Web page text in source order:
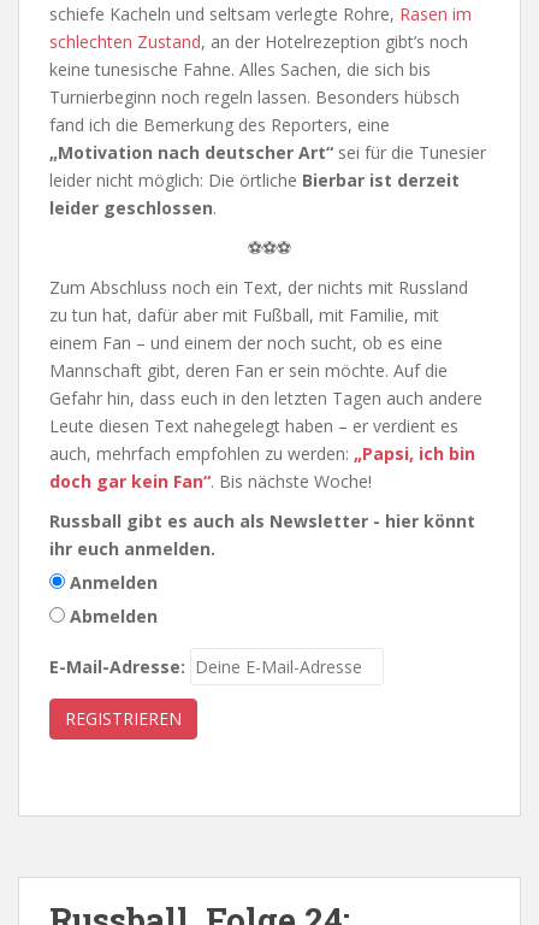
schiefe Kacheln und seltsam verlegte Rohre, Rasen im
schlechten Zustand, an der Hotelrezeption gibt’s noch
keine tunesische Fahne. Alles Sachen, die sich bis
Turnierbeginn noch regeln lassen. Besonders hübsch
fand ich die Bemerkung des Reporters, eine
„Motivation nach deutscher Art“ sei für die Tunesier
leider nicht möglich: Die örtliche Bierbar ist derzeit
leider geschlossen.
⚽⚽⚽
Zum Abschluss noch ein Text, der nichts mit Russland
zu tun hat, dafür aber mit Fußball, mit Familie, mit
einem Fan – und einem der noch sucht, ob es eine
Mannschaft gibt, deren Fan er sein möchte. Auf die
Gefahr hin, dass euch in den letzten Tagen auch andere
Leute diesen Text nahegelegt haben – er verdient es
auch, mehrfach empfohlen zu werden: „Papsi, ich bin
doch gar kein Fan“. Bis nächste Woche!
Russball gibt es auch als Newsletter - hier könnt
ihr euch anmelden.
Anmelden
Abmelden
E-Mail-Adresse: